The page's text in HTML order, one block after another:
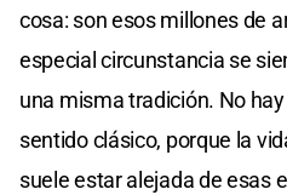
cosa: son esos millones de
especial circunstancia se
una misma tradición. No
sentido clásico, porque la
suele estar alejada de esas